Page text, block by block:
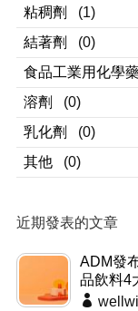
粘稠劑
(1)
結著劑
(0)
食品工業用化學
溶劑
(0)
乳化劑
(0)
其他
(0)
近期發表的文章
ADM發
品飲料4